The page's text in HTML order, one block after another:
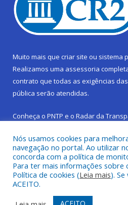
Muito mais que criar site ou sistema
Realizamos uma assessoria
contrato que todas as exigências das
pública serão atendidas.
Conheça o PNTP e o Radar da
Todos os direitos reservados a
Sebastião da
Frequência Online Mapa do Site
Nós usamos cookies para
navegação no portal. Ao utilizar
concorda com a política de
Para ter mais informações sobre
Política de cookies (Leia mais).
ACEITO.